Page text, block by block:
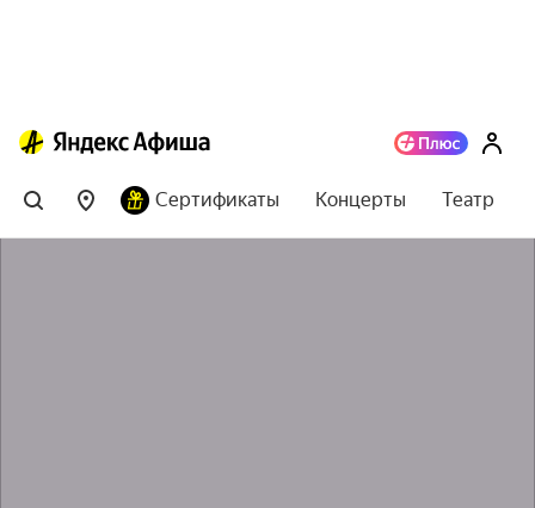
Сертификаты Концерты Театр